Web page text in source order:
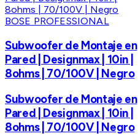
BOSE PROFESSIONAL
Subwoofer de Montaje en
Pared | Designmax | 10in |
8ohms | 70/100V | Negro
Subwoofer de Montaje en
Pared | Designmax | 10in |
8ohms | 70/100V | Negro